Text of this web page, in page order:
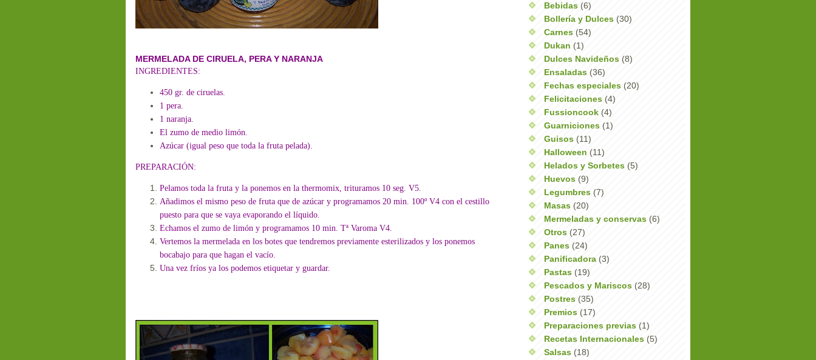
MERMELADA DE CIRUELA, PERA Y NARANJA
INGREDIENTES:
450 gr. de ciruelas.
1 pera.
1 naranja.
El zumo de medio limón.
Azúcar (igual peso que toda la fruta pelada).
PREPARACIÓN:
Pelamos toda la fruta y la ponemos en la thermomix, trituramos 10 seg. V5.
Añadimos el mismo peso de fruta que de azúcar y programamos 20 min. 100º V4 con el cestillo
puesto para que se vaya evaporando el líquido.
Echamos el zumo de limón y programamos 10 min. Tª Varoma V4.
Vertemos la mermelada en los botes que tendremos previamente esterilizados y los ponemos
bocabajo para que hagan el vacío.
Una vez fríos ya los podemos etiquetar y guardar.
Bebidas (6)
Bollería y Dulces (30)
Carnes (54)
Dukan (1)
Dulces Navideños (8)
Ensaladas (36)
Fechas especiales (20)
Felicitaciones (4)
Fussioncook (4)
Guarniciones (1)
Guisos (11)
Halloween (11)
Helados y Sorbetes (5)
Huevos (9)
Legumbres (7)
Masas (20)
Mermeladas y conservas (6)
Otros (27)
Panes (24)
Panificadora (3)
Pastas (19)
Pescados y Mariscos (28)
Postres (35)
Premios (17)
Preparaciones previas (1)
Recetas Internacionales (5)
Salsas (18)